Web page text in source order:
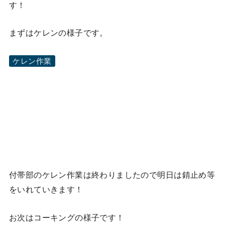
す！
まずはケレンの様子です。
ケレン作業
付帯部のケレン作業は終わりましたので明日は錆止め等
をいれていきます！
お次はコーキングの様子です！